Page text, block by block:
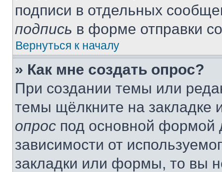
подписи в отдельных
подпись в форме отправки
Вернуться к началу
» Как мне создать опрос?
При создании темы или
темы щёлкните на
опрос под основной формой
зависимости от
закладки или формы, то вы